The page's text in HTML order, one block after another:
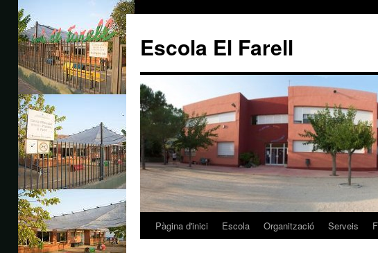
Escola El Farell
VésPàgina d'inici Escola Organització Serveis